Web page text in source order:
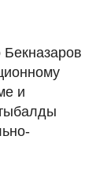
Бекназаров
и